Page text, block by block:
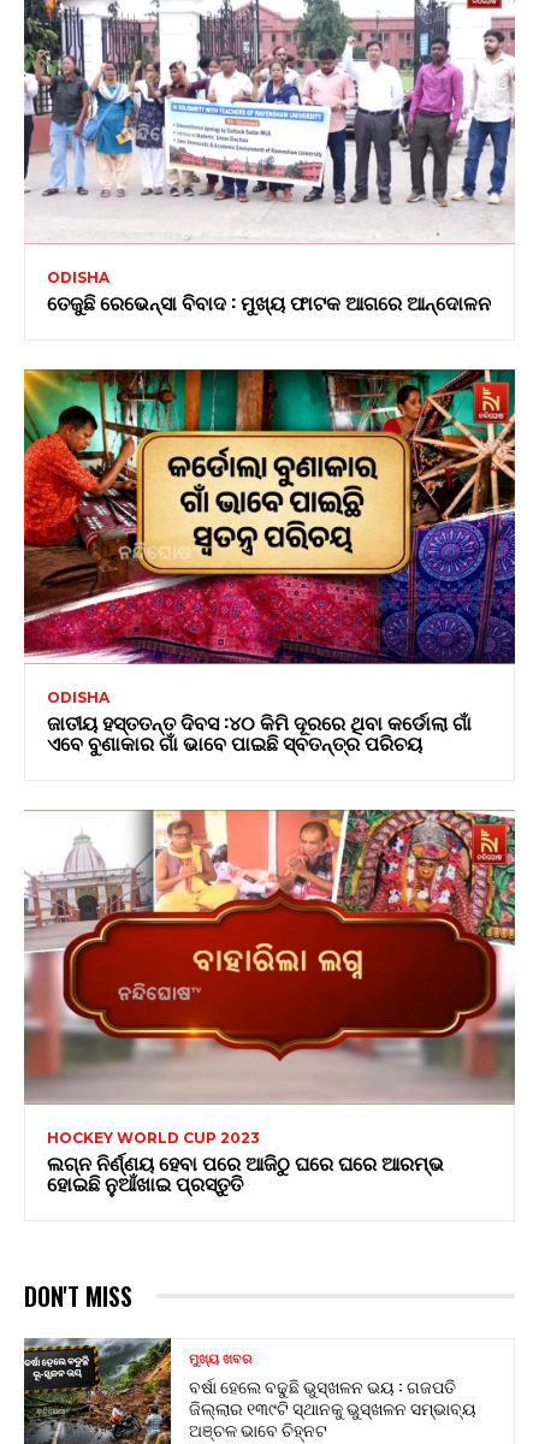
ODISHA
ତେଜୁଛି ରେଭେନ୍ସା ବିବାଦ : ମୁଖ୍ୟ ଫାଟକ ଆଗରେ ଆନ୍ଦୋଳନ
ODISHA
ଜାତୀୟ ହସ୍ତତନ୍ତ ଦିବସ :୪୦ କିମି ଦୂରରେ ଥିବା କର୍ଡୋଲା ଗାଁ
ଏବେ ବୁଣାକାର ଗାଁ ଭାବେ ପାଇଛି ସ୍ବତନ୍ତ୍ର ପରିଚୟ
HOCKEY WORLD CUP 2023
ଲଗ୍ନ ନିର୍ଣ୍ଣୟ ହେବା ପରେ ଆଜିଠୁ ଘରେ ଘରେ ଆରମ୍ଭ
ହୋଇଛି ନୁଆଁଖାଇ ପ୍ରସ୍ତୁତି
DON'T MISS
ମୁଖ୍ୟ ଖବର
ବର୍ଷା ହେଲେ ବଢୁଛି ଭୁସ୍ଖଳନ ଭୟ : ଗଜପତି
ଜିଲ୍ଲାର ୧୩୯ଟି ସ୍ଥାନକୁ ଭୁସ୍ଖଳନ ସମ୍ଭାବ୍ୟ
ଅଞ୍ଚଳ ଭାବେ ଚିହ୍ନଟ